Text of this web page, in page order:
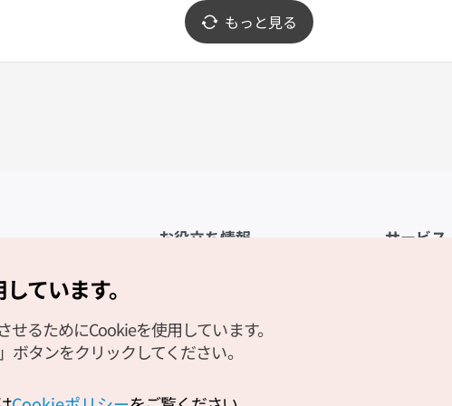
もっと見る
お役立ち情報
観光資料ダウンロード
デジタルブック／電子書籍
サービス
ています。
るためにCookieを使用しています。
タンをクリックしてください。